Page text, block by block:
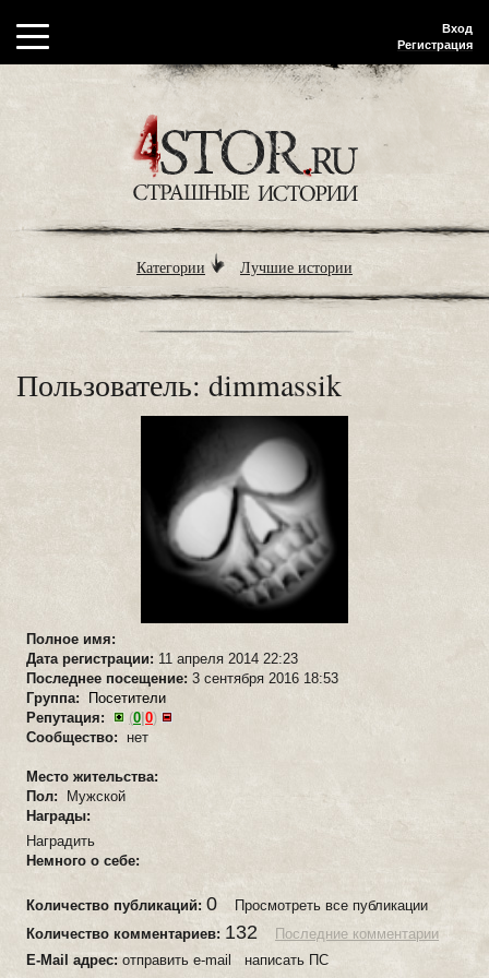
Вход
Регистрация
Категории Лучшие истории
Пользователь: dimmassik
Полное имя:
Дата регистрации: 11 апреля 2014 22:23
Последнее посещение: 3 сентября 2016 18:53
Группа:
Посетители
Репутация:
(0 0)
Сообщество: нет
Место жительства:
Пол:
Мужской
Награды:
Наградить
Немного о себе:
Количество публикаций: 0 Просмотреть все публикации
Количество комментариев: 132
Последние комментарии
E-Mail адрес: отправить e-mail написать ПС